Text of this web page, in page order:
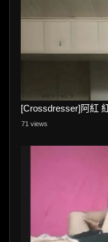
[Crossdresser]阿紅
71 views